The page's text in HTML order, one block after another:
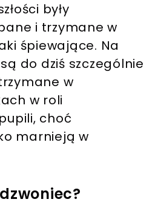
były
i trzymane w
śpiewające. Na
do dziś szczególnie
w
w roli
choć
marnieją w